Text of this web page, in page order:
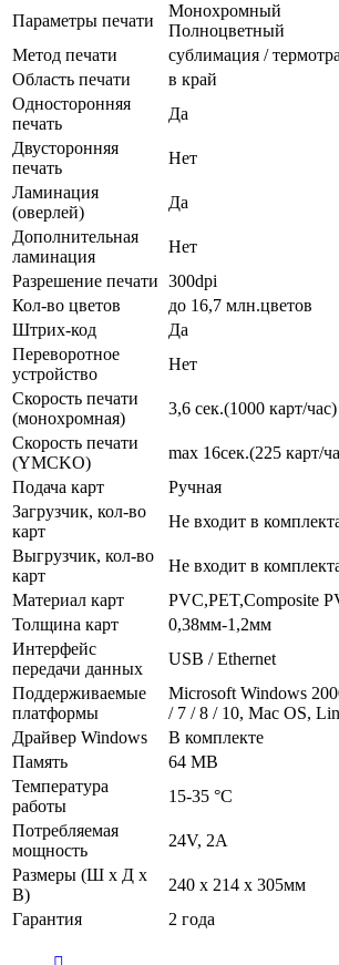
Параметры печати
Монохромный
Полноцветный
Метод печати
сублимация /
Область печати
в край
Односторонняя
печать
Да
Двусторонняя
печать
Нет
Ламинация
(оверлей)
Да
Дополнительная
ламинация
Нет
Разрешение печати 300dpi
Кол-во цветов
до 16,7 млн.цветов
Штрих-код
Да
Переворотное
устройство
Нет
Скорость печати
(монохромная)
3,6 сек.(1000 карт/час)
Скорость печати
(YMCKO)
max 16сек.(225 карт/
Подача карт
Ручная
Загрузчик, кол-во
карт
Не входит в
Выгрузчик, кол-во
карт
Не входит в
Материал карт
PVC,PET,Composite
Толщина карт
0,38мм-1,2мм
Интерфейс
передачи данных
USB / Ethernet
Поддерживаемые
платформы
Microsoft Windows
/ 7 / 8 / 10, Mac OS,
Драйвер Windows
В комплекте
Память
64 MB
Температура
работы
15-35 °C
Потребляемая
мощность
24V, 2A
Размеры (Ш х Д х
В)
240 х 214 х 305мм
Гарантия
2 года